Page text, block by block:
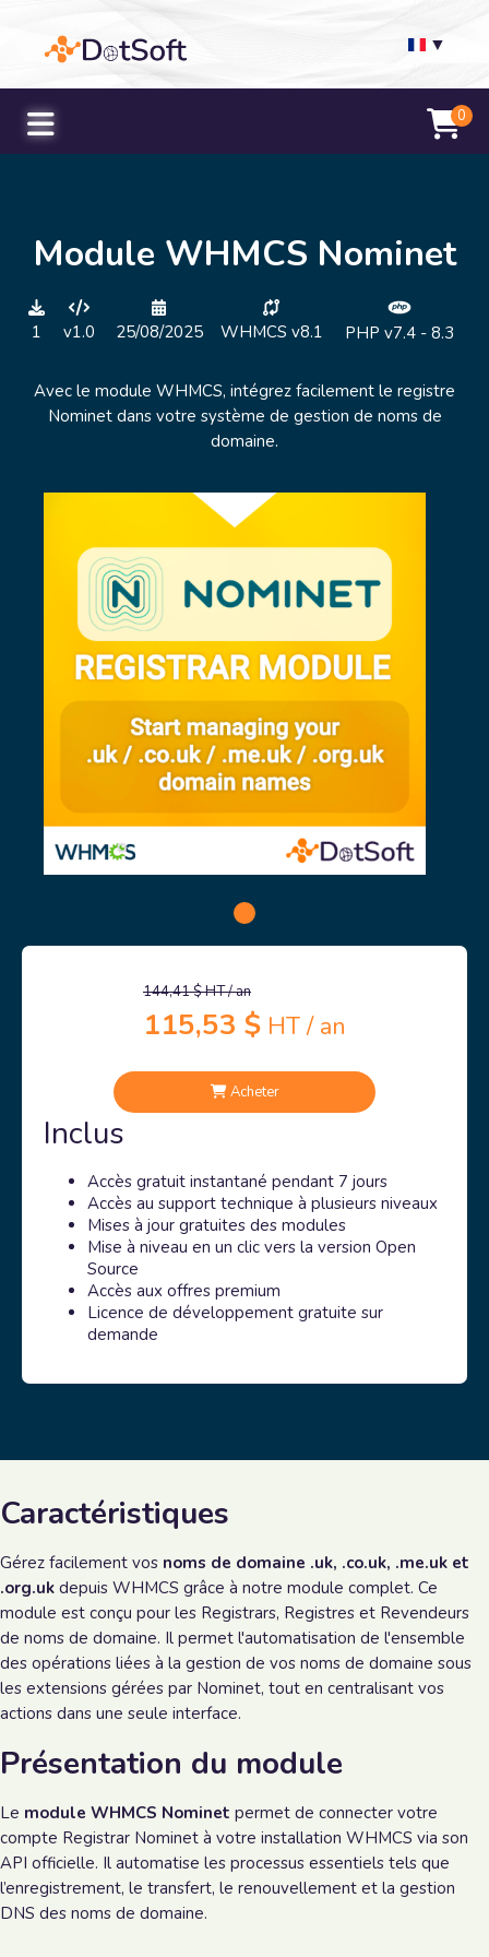
▼
0
Module WHMCS Nominet
1 v1.0 25/08/2025 WHMCS v8.1 PHP v7.4 - 8.3
Avec le module WHMCS, intégrez facilement le registre
Nominet dans votre système de gestion de noms de
domaine.
144,41 $HT / an
115,53 $ HT / an
Acheter
Inclus
Accès gratuit instantané pendant 7 jours
Accès au support technique à plusieurs niveaux
Mises à jour gratuites des modules
Mise à niveau en un clic vers la version Open
Source
Accès aux offres premium
Licence de développement gratuite sur
demande
Caractéristiques
Gérez facilement vos noms de domaine .uk, .co.uk, .me.uk et
.org.uk depuis WHMCS grâce à notre module complet. Ce
module est conçu pour les Registrars, Registres et Revendeurs
de noms de domaine. Il permet l'automatisation de l'ensemble
des opérations liées à la gestion de vos noms de domaine sous
les extensions gérées par Nominet, tout en centralisant vos
actions dans une seule interface.
Présentation du module
Le module WHMCS Nominet permet de connecter votre
compte Registrar Nominet à votre installation WHMCS via son
API officielle. Il automatise les processus essentiels tels que
l’enregistrement, le transfert, le renouvellement et la gestion
DNS des noms de domaine.